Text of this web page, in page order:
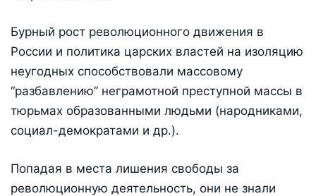
Бурный рост революционного движения в
России и политика царских властей на изоляцию
неугодных способствовали массовому
“разбавлению” неграмотной преступной массы в
тюрьмах образованными людьми (народниками,
социал-демократами и др.).
Попадая в места лишения свободы за
революционную деятельность, они не знали